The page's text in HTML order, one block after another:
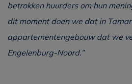
betrokken huurders om hun
dit moment doen we dat in
appartementengebouw dat we
Engelenburg-Noord.”